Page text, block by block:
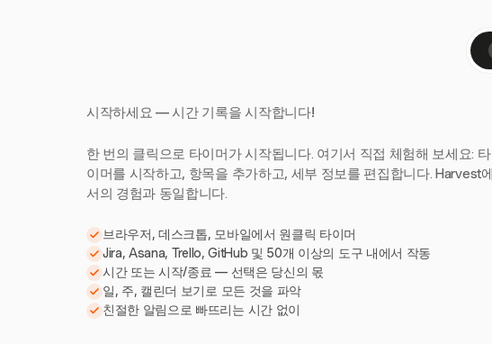
시작하세요 — 시간 기록을 시작합니다!
한 번의 클릭으로 타이머가 시작됩니다. 여기서 직접 체험해 보세요: 타
이머를 시작하고, 항목을 추가하고, 세부 정보를 편집합니다. Harvest에
서의 경험과 동일합니다.
브라우저, 데스크톱, 모바일에서 원클릭 타이머
Jira, Asana, Trello, GitHub 및 50개 이상의 도구 내에서 작동
시간 또는 시작/종료 — 선택은 당신의 몫
일, 주, 캘린더 보기로 모든 것을 파악
친절한 알림으로 빠뜨리는 시간 없이